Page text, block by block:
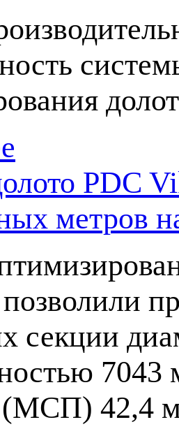
PDC
метров
секции
7043
(МСП) 42,4